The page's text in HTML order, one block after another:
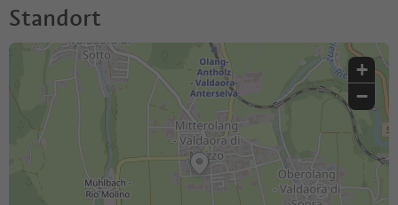
Standort
+
−